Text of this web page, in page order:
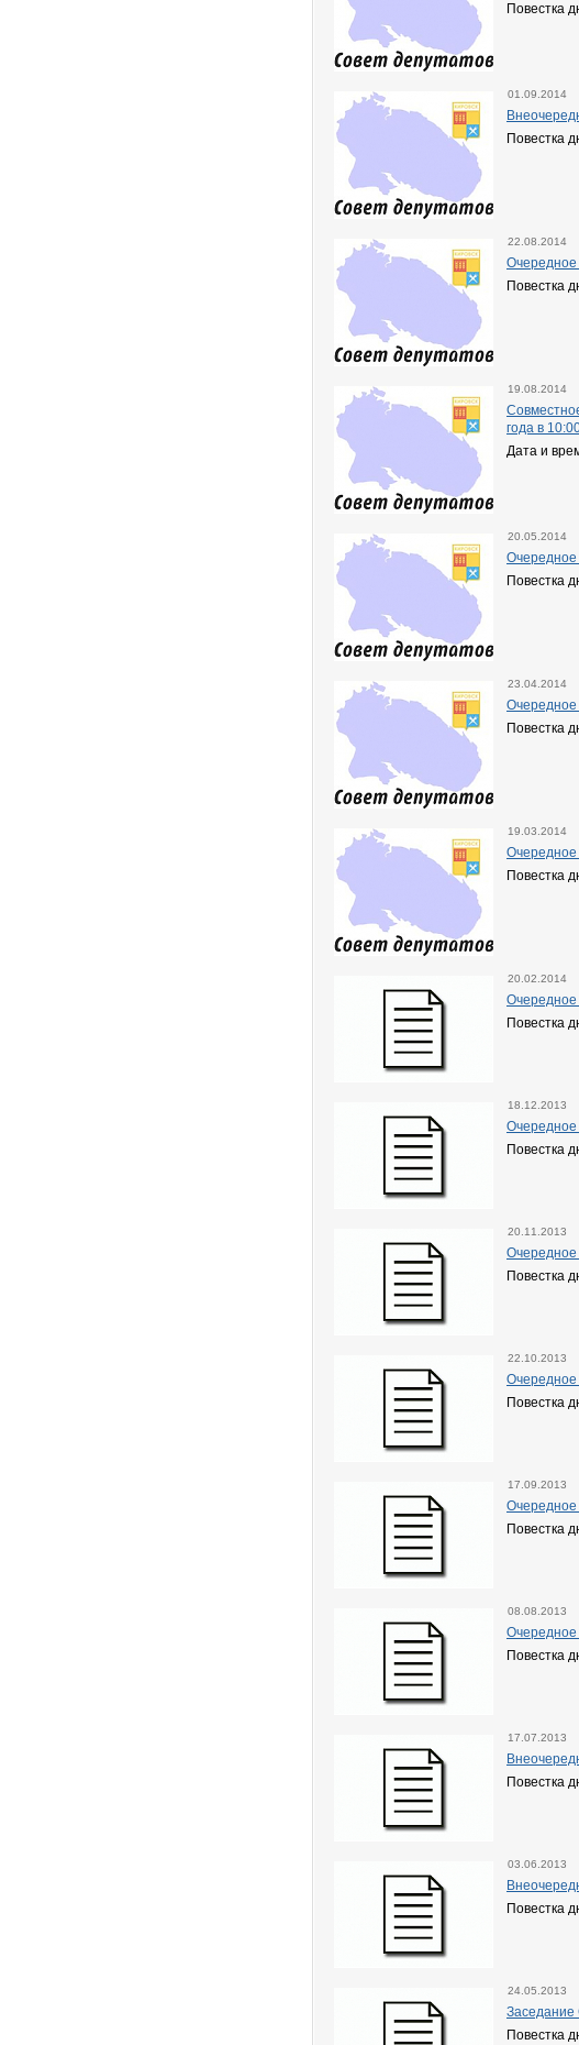
Повестка
01.09.2014
Повестка
22.08.2014
Очередное
Повестка
19.08.2014
года в
Дата и
20.05.2014
Очередное
Повестка
23.04.2014
Очередное
Повестка
19.03.2014
Очередное
Повестка
20.02.2014
Очередное
Повестка
18.12.2013
Очередное
Повестка
20.11.2013
Очередное
Повестка
22.10.2013
Очередное
Повестка
17.09.2013
Очередное
Повестка
08.08.2013
Очередное
Повестка
17.07.2013
Повестка
03.06.2013
Повестка
24.05.2013
Заседание
Повестка